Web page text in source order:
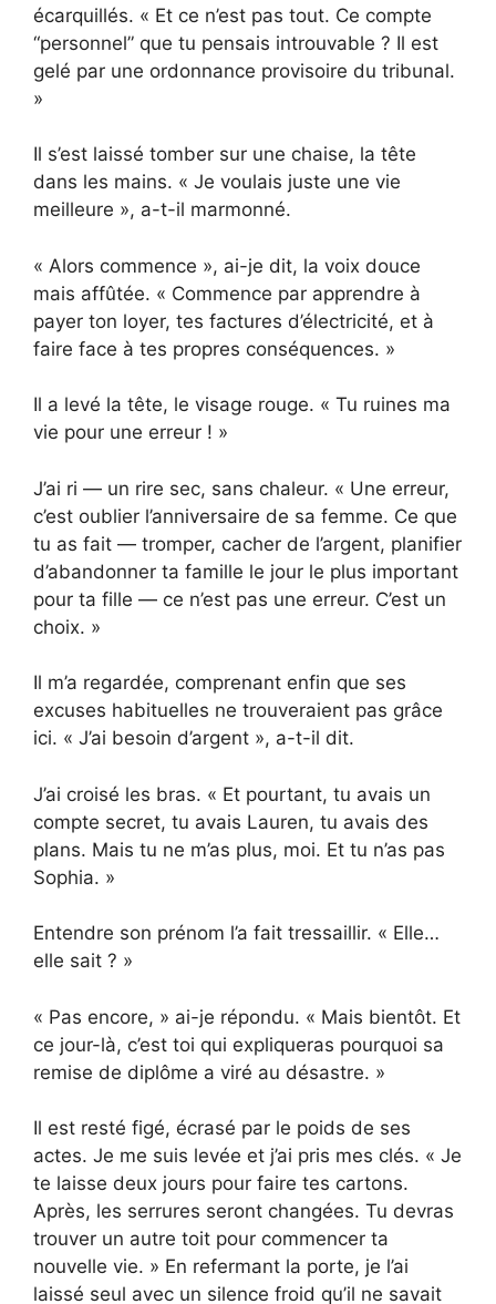
écarquillés. « Et ce n’est pas tout. Ce compte
“personnel” que tu pensais introuvable ? Il est
gelé par une ordonnance provisoire du tribunal.
»
Il s’est laissé tomber sur une chaise, la tête
dans les mains. « Je voulais juste une vie
meilleure », a-t-il marmonné.
« Alors commence », ai-je dit, la voix douce
mais affûtée. « Commence par apprendre à
payer ton loyer, tes factures d’électricité, et à
faire face à tes propres conséquences. »
Il a levé la tête, le visage rouge. « Tu ruines ma
vie pour une erreur ! »
J’ai ri — un rire sec, sans chaleur. « Une erreur,
c’est oublier l’anniversaire de sa femme. Ce que
tu as fait — tromper, cacher de l’argent, planifier
d’abandonner ta famille le jour le plus important
pour ta fille — ce n’est pas une erreur. C’est un
choix. »
Il m’a regardée, comprenant enfin que ses
excuses habituelles ne trouveraient pas grâce
ici. « J’ai besoin d’argent », a-t-il dit.
J’ai croisé les bras. « Et pourtant, tu avais un
compte secret, tu avais Lauren, tu avais des
plans. Mais tu ne m’as plus, moi. Et tu n’as pas
Sophia. »
Entendre son prénom l’a fait tressaillir. « Elle…
elle sait ? »
« Pas encore, » ai-je répondu. « Mais bientôt. Et
ce jour-là, c’est toi qui expliqueras pourquoi sa
remise de diplôme a viré au désastre. »
Il est resté figé, écrasé par le poids de ses
actes. Je me suis levée et j’ai pris mes clés. « Je
te laisse deux jours pour faire tes cartons.
Après, les serrures seront changées. Tu devras
trouver un autre toit pour commencer ta
nouvelle vie. » En refermant la porte, je l’ai
laissé seul avec un silence froid qu’il ne savait